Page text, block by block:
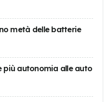
metà delle batterie
autonomia alle auto